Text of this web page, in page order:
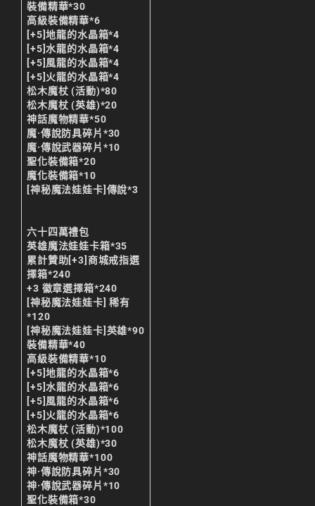
裝備精華*30
高級裝備精華*6
[+5]地龍的水晶箱*4
[+5]水龍的水晶箱*4
[+5]風龍的水晶箱*4
[+5]火龍的水晶箱*4
松木魔杖 (活動)*80
松木魔杖 (英雄)*20
神話魔物精華*50
魔·傳說防具碎片*30
魔·傳說武器碎片*10
聖化裝備箱*20
魔化裝備箱*10
[神秘魔法娃娃卡]傳說*3
六十四萬禮包
英雄魔法娃娃卡箱*35
累計贊助[+3]商城戒指選
擇箱*240
+3 徽章選擇箱*240
[神秘魔法娃娃卡] 稀有
*120
[神秘魔法娃娃卡]英雄*90
裝備精華*40
高級裝備精華*10
[+5]地龍的水晶箱*6
[+5]水龍的水晶箱*6
[+5]風龍的水晶箱*6
[+5]火龍的水晶箱*6
松木魔杖 (活動)*100
松木魔杖 (英雄)*30
神話魔物精華*100
神·傳說防具碎片*30
神·傳說武器碎片*10
聖化裝備箱*30